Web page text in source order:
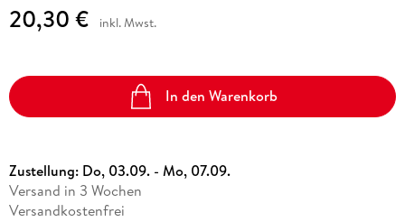
20,30 € inkl. Mwst.
In den Warenkorb
Zustellung: Do, 03.09. - Mo, 07.09.
Versand in 3 Wochen
Versandkostenfrei